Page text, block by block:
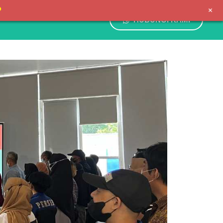
HUBUNGI KAMI
+